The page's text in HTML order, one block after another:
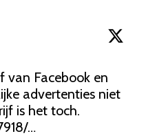
van Facebook en
advertenties niet
…